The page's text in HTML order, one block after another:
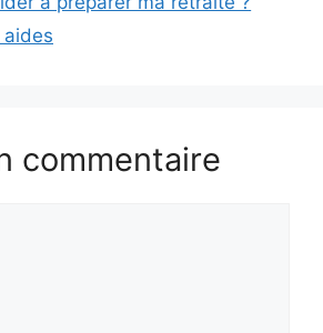
aides
commentaire